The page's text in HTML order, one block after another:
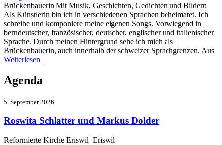
Brückenbauerin Mit Musik, Geschichten, Gedichten und Bildern
Als Künstlerin bin ich in verschiedenen Sprachen beheimatet. Ich
schreibe und komponiere meine eigenen Songs. Vorwiegend in
berndeutscher, französischer, deutscher, englischer und italienischer
Sprache. Durch meinen Hintergrund sehe ich mich als
Brückenbauerin, auch innerhalb der schweizer Sprachgrenzen. Aus
Weiterlesen
Agenda
5. September 2026
Roswita Schlatter und Markus Dolder
Reformierte Kirche Eriswil Eriswil